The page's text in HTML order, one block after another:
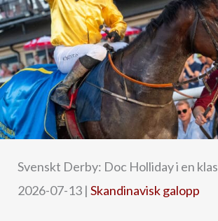
Svenskt Derby: Doc Holliday i en
2026-07-13 | Skandinavisk galopp